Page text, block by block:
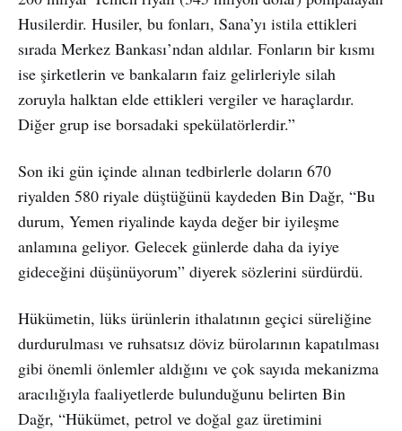
Husilerdir. Husiler, bu fonları, Sana’yı istila ettikleri
sırada Merkez Bankası’ndan aldılar. Fonların bir kısmı
ise şirketlerin ve bankaların faiz gelirleriyle silah
zoruyla halktan elde ettikleri vergiler ve haraçlardır.
Diğer grup ise borsadaki spekülatörlerdir.”
Son iki gün içinde alınan tedbirlerle doların 670
riyalden 580 riyale düştüğünü kaydeden Bin Dağr, “Bu
durum, Yemen riyalinde kayda değer bir iyileşme
anlamına geliyor. Gelecek günlerde daha da iyiye
gideceğini düşünüyorum” diyerek sözlerini sürdürdü.
Hükümetin, lüks ürünlerin ithalatının geçici süreliğine
durdurulması ve ruhsatsız döviz bürolarının kapatılması
gibi önemli önlemler aldığını ve çok sayıda mekanizma
aracılığıyla faaliyetlerde bulunduğunu belirten Bin
Dağr, “Hükümet, petrol ve doğal gaz üretimini